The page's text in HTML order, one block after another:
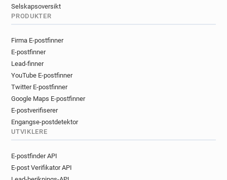
Selskapsoversikt
PRODUKTER
Firma E-postfinner
E-postfinner
Lead-finner
YouTube E-postfinner
Twitter E-postfinner
Google Maps E-postfinner
E-postverifiserer
Engangse-postdetektor
UTVIKLERE
E-postfinder API
E-post Verifikator API